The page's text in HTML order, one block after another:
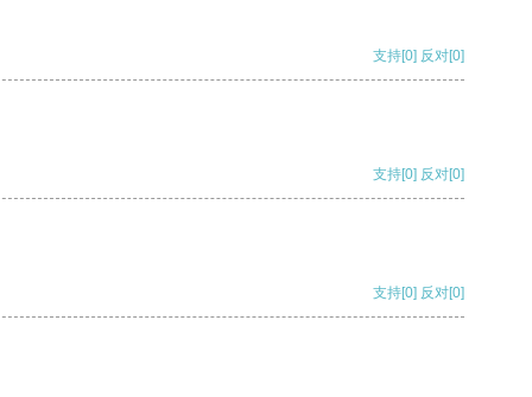
支持[0] 反对[0]
支持[0] 反对[0]
支持[0] 反对[0]